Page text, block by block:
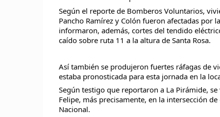
Según el reporte de Bomberos Voluntarios,
Pancho Ramírez y Colón fueron afectadas por
informaron, además, cortes del tendido
caído sobre ruta 11 a la altura de Santa Rosa.
Así también se produjeron fuertes ráfagas de
estaba pronosticada para esta jornada en la
Según testigo que reportaron a La Pirámide,
Felipe, más precisamente, en la intersección
Nacional.